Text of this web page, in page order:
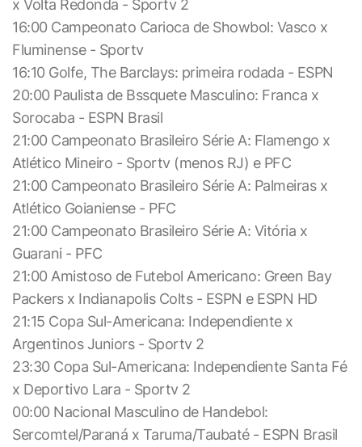
x Volta Redonda - Sportv 2
16:00 Campeonato Carioca de Showbol: Vasco x
Fluminense - Sportv
16:10 Golfe, The Barclays: primeira rodada - ESPN
20:00 Paulista de Bssquete Masculino: Franca x
Sorocaba - ESPN Brasil
21:00 Campeonato Brasileiro Série A: Flamengo x
Atlético Mineiro - Sportv (menos RJ) e PFC
21:00 Campeonato Brasileiro Série A: Palmeiras x
Atlético Goianiense - PFC
21:00 Campeonato Brasileiro Série A: Vitória x
Guarani - PFC
21:00 Amistoso de Futebol Americano: Green Bay
Packers x Indianapolis Colts - ESPN e ESPN HD
21:15 Copa Sul-Americana: Independiente x
Argentinos Juniors - Sportv 2
23:30 Copa Sul-Americana: Independiente Santa Fé
x Deportivo Lara - Sportv 2
00:00 Nacional Masculino de Handebol:
Sercomtel/Paraná x Taruma/Taubaté - ESPN Brasil